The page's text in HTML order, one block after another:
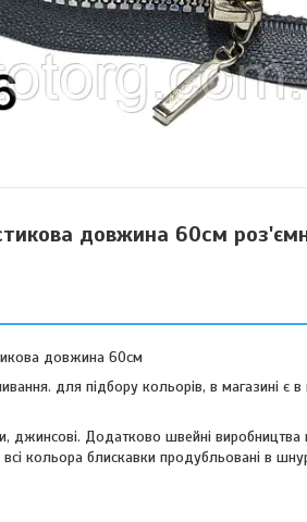
довжина 60см
довжина 60см
для підбору кольорів, в магазині є в
джинсові. Додатково швейні виробництва
кольора блискавки продубльовані в